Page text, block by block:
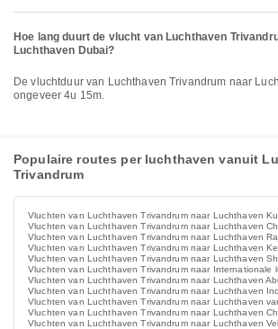
Hoe lang duurt de vlucht van Luchthaven
Luchthaven Dubai?
De vluchtduur van Luchthaven Trivandrum naar Luchthaven Dubai is
ongeveer 4u 15m.
Populaire routes per luchthaven vanuit
Trivandrum
Vluchten van Luchthaven Trivandrum naar Luchthaven
Vluchten van Luchthaven Trivandrum naar Luchthaven
Vluchten van Luchthaven Trivandrum naar Luchthaven
Vluchten van Luchthaven Trivandrum naar Luchthaven
Vluchten van Luchthaven Trivandrum naar Luchthaven
Vluchten van Luchthaven Trivandrum naar Internationale
Vluchten van Luchthaven Trivandrum naar Luchthaven
Vluchten van Luchthaven Trivandrum naar Luchthaven
Vluchten van Luchthaven Trivandrum naar Luchthaven
Vluchten van Luchthaven Trivandrum naar Luchthaven
Vluchten van Luchthaven Trivandrum naar Luchthaven